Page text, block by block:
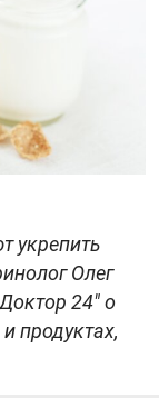
укрепить
Олег
24" о
продуктах,